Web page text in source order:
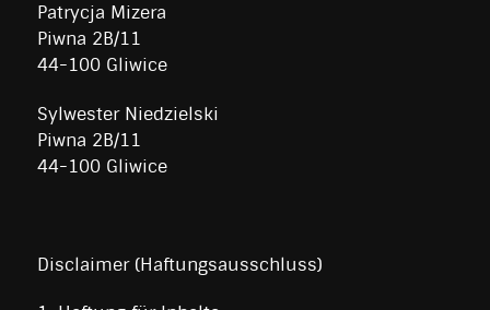
Patrycja Mizera
Piwna 2B/11
44-100 Gliwice
Sylwester Niedzielski
Piwna 2B/11
44-100 Gliwice
Disclaimer (Haftungsausschluss)